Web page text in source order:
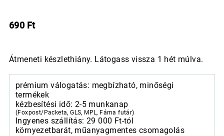
690 Ft
Átmeneti készlethiány. Látogass vissza 1 hét múlva.
prémium válogatás: megbízható, minőségi
termékek
kézbesítési idő: 2-5 munkanap
(Foxpost/Packeta, GLS, MPL, Fáma futár)
Ingyenes szállítás: 29 000 Ft-tól
környezetbarát, műanyagmentes csomagolás